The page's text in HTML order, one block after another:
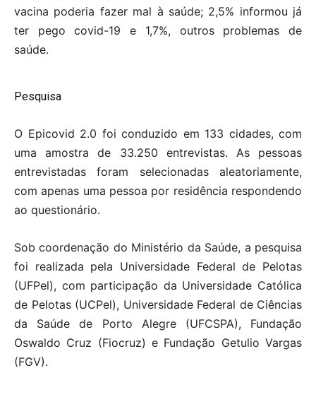
vacina poderia fazer mal à saúde; 2,5% informou já
ter pego covid-19 e 1,7%, outros problemas de
saúde.
Pesquisa
O Epicovid 2.0 foi conduzido em 133 cidades, com
uma amostra de 33.250 entrevistas. As pessoas
entrevistadas foram selecionadas aleatoriamente,
com apenas uma pessoa por residência respondendo
ao questionário.
Sob coordenação do Ministério da Saúde, a pesquisa
foi realizada pela Universidade Federal de Pelotas
(UFPel), com participação da Universidade Católica
de Pelotas (UCPel), Universidade Federal de Ciências
da Saúde de Porto Alegre (UFCSPA), Fundação
Oswaldo Cruz (Fiocruz) e Fundação Getulio Vargas
(FGV).